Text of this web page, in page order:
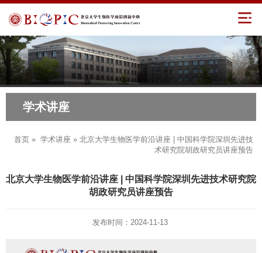
学术讲座
首页 » 学术讲座 » 北京大学生物医学前沿讲座 | 中国科学院深圳先进技
术研究院胡政研究员讲座预告
北京大学生物医学前沿讲座 | 中国科学院深圳先进技术研究院
胡政研究员讲座预告
发布时间：2024-11-13